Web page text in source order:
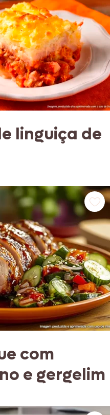
linguiça de
com
e gergelim